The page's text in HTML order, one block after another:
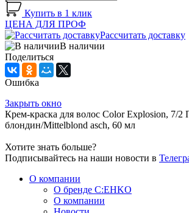
Купить в 1 клик
ЦЕНА ДЛЯ ПРОФ
Рассчитать доставку
В наличии
Поделиться
Ошибка
Закрыть окно
Крем-краска для волос Color Explosion, 7/2
блондин/Mittelblond asch, 60 мл
Хотите знать больше?
Подписывайтесь на наши новости в
О компании
О бренде C:EHKO
О компании